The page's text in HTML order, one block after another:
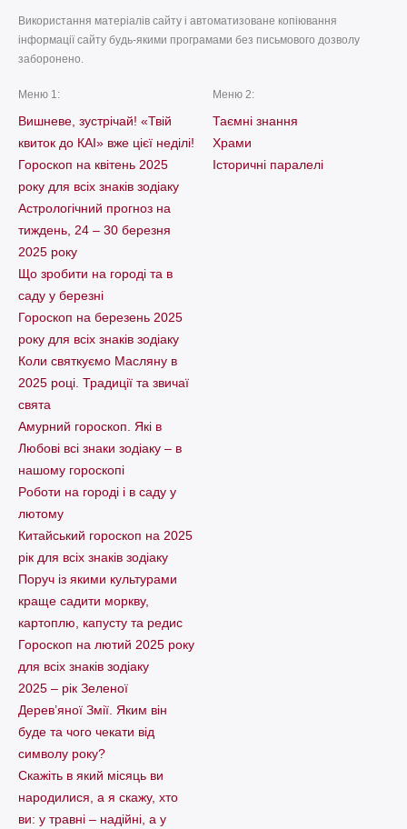
Використання матеріалів сайту і автоматизоване копіювання
інформації сайту будь-якими програмами без письмового дозволу
заборонено.
Меню 1:
Вишневе, зустрічай! «Твій
квиток до КАІ» вже цієї неділі!
Гороскоп на квітень 2025
року для всіх знаків зодіаку
Астрологічний прогноз на
тиждень, 24 – 30 березня
2025 року
Що зробити на городі та в
саду у березні
Гороскоп на березень 2025
року для всіх знаків зодіаку
Коли святкуємо Масляну в
2025 році. Традиції та звичаї
свята
Амурний гороскоп. Які в
Любові всі знаки зодіаку – в
нашому гороскопі
Pоботи на городі і в саду у
лютому
Китайський гороскоп на 2025
рік для всіх знаків зодіаку
Поруч із якими культурами
краще садити моркву,
картоплю, капусту та редис
Гороскоп на лютий 2025 року
для всіх знаків зодіаку
2025 – рік Зеленої
Дерев’яної Змії. Яким він
буде та чого чекати від
символу року?
Скажіть в який місяць ви
народилися, а я скажу, хто
ви: у травні – надійні, а у
Меню 2:
Таємні знання
Храми
Історичні паралелі